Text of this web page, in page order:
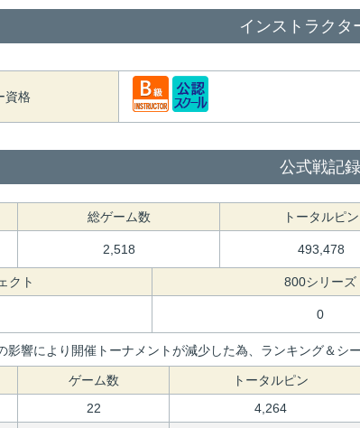
インストラクタ
資格
公式戦記録
総ゲーム数 トータルピン
2,518 493,478
クト 800シリーズ
0
響により開催トーナメントが減少した為、ランキング＆シ
ゲーム数 トータルピン
22 4,264